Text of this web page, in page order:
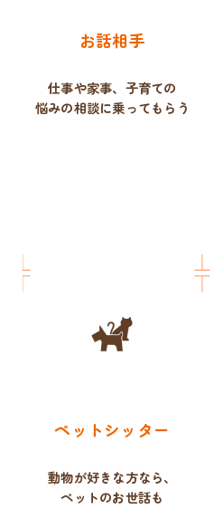
お話相手
仕事や家事、子育ての
悩みの相談に乗ってもらう
ペットシッター
動物が好きな方なら、
ペットのお世話も